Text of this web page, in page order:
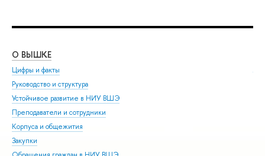
О ВЫШКЕ
Цифры и факты
Руководство и структура
Устойчивое развитие в НИУ ВШЭ
Преподаватели и сотрудники
Корпуса и общежития
Закупки